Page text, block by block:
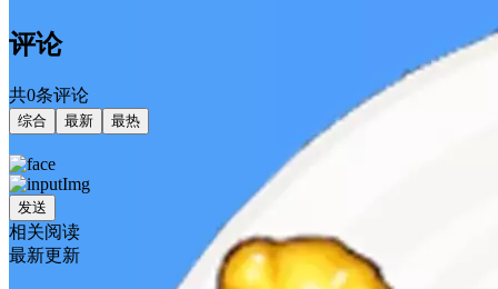
评论
共0条评论
综合 最新 最热
发送
相关阅读
最新更新